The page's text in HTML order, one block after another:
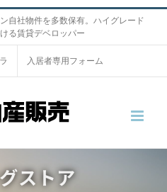
自社物件を多数保有。ハイグレード
る賃貸デベロッパー
入居者専用フォーム
ストア